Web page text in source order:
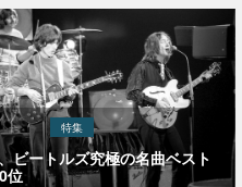
特集
ビートルズ究極の名曲ベスト
位